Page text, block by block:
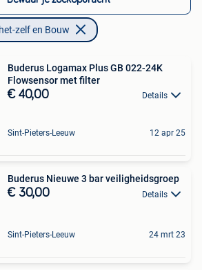
zelf en Bouw
Buderus Logamax Plus GB 022-24K
Flowsensor met filter
€ 40,00 Details
Sint-Pieters-Leeuw 12 apr 25
Buderus Nieuwe 3 bar veiligheidsgroep
€ 30,00 Details
Sint-Pieters-Leeuw 24 mrt 23